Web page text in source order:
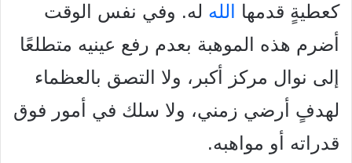
كعطيةٍ قدمها
الله له. وفي نفس الوقت
أضرم هذه الموهبة بعدم رفع عينيه متطلعًا
إلى نوال مركز أكبر، ولا التصق بالعظماء
لهدفٍ أرضي زمني، ولا سلك في أمور فوق
قدراته أو مواهبه.